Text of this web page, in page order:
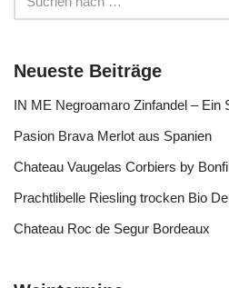
Neueste Beiträge
IN ME Negroamaro Zinfandel – Ein
Pasion Brava Merlot aus Spanien
Chateau Vaugelas Corbiers by
Prachtlibelle Riesling trocken Bio
Chateau Roc de Segur Bordeaux